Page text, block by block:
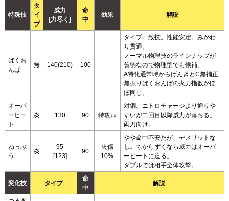
特殊技
タ
イ
プ
威力
[力尽く]
命
中
効果 解説
ばくお
んぱ
無 140(210) 100 －
タイプ一致技。性能安定。みがわ
り貫通。
ノーマル物理技のラインナップが
貧弱なので物理型でも候補。
A特化通常時からげんきとC無補正
無振りばくおんぱの火力指数がほ
ぼ同じ。
オーバ
ーヒー
ト
炎 130 90 特攻↓↓
対鋼。ニトロチャージより通りや
すいが二回目以降威力が落ちる。
両刀向け。
ねっぷ
う
炎
95
[123]
90
火傷
10%
やや命中不安だが、デメリットな
し。ちからずくなら威力はオーバ
ーヒートに迫る。
ダブルでは相手全体攻撃。
変化技 タイプ
命
中
解説